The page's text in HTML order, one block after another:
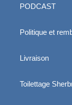
PODCAST
Politique et
Livraison
Toilettage